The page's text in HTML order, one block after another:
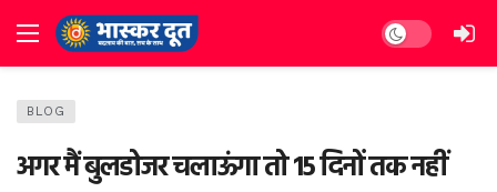
Dark mode
BLOG
अगर मैं बुलडोजर चलाऊंगा तो 15 दिनों तक नहीं